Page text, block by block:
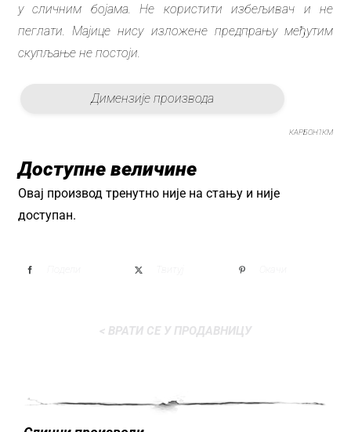
у сличним бојама. Не користити избељивач и не
пеглати. Мајице нису изложене предпрању међутим
скупљање не постоји.
Димензије производа
КАРБОН1КM
Доступне величине
Овај производ тренутно није на стању и није
доступан.
< ВРАТИ СЕ У ПРОДАВНИЦУ